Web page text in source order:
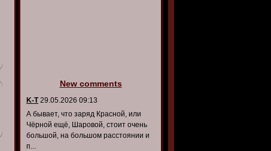
New comments
K-T29.05.2026 09:13
А бывает, что заряд Красной, или
Чёрной ещё, Шаровой, стоит очень
большой, на большом расстоянии и
п...